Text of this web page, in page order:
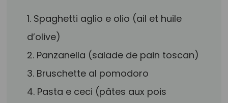
1. Spaghetti aglio e olio (ail et huile
d’olive)
2. Panzanella (salade de pain toscan)
3. Bruschette al pomodoro
4. Pasta e ceci (pâtes aux pois